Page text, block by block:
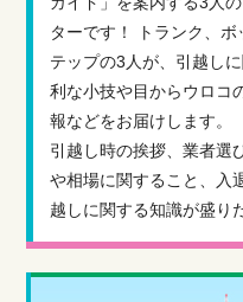
ターです！ トランク、ボ
テップの3人が、引越し
利な小技や目からウロコ
報などをお届けします。
引越し時の挨拶、業者選
や相場に関すること、入
越しに関する知識が盛り